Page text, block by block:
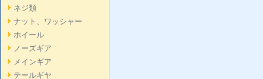
ネジ類
ナット、ワッシャー
ホイール
ノーズギア
メインギア
テールギヤ